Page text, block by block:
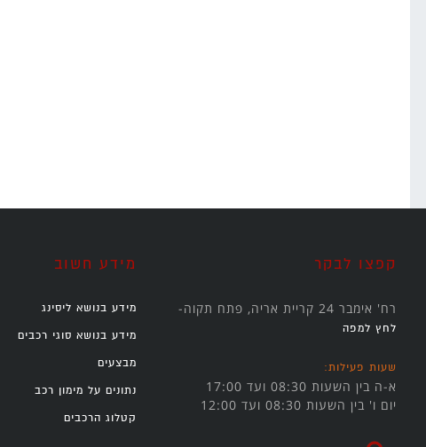
קפצו לבקר
רח' אימבר 24 קריית אריה, פתח תקוה-
לחץ למפה
שעות פעילות:
א-ה בין השעות 08:30 ועד 17:00
יום ו' בין השעות 08:30 ועד 12:00
מידע חשוב
מידע בנושא ליסינג
מידע בנושא סוגי רכבים
מבצעים
נתונים על מימון רכב
קטלוג הרכבים